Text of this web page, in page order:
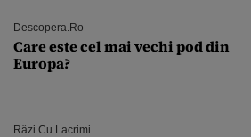
Descopera.ro
Care este cel mai vechi pod din
Europa?
Râzi Cu Lacrimi